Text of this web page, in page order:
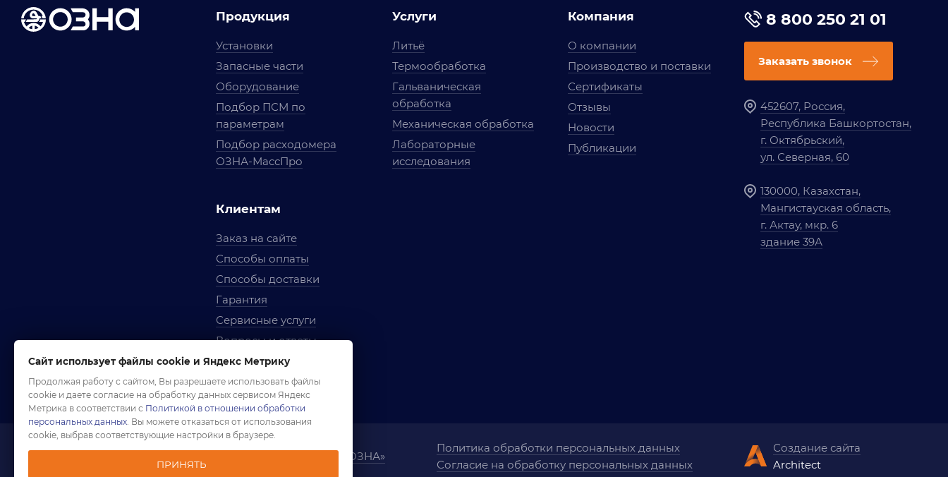
Продукция
Установки
Запасные части
Оборудование
Подбор ПСМ по
параметрам
Подбор расходомера
ОЗНА-МассПро
Клиентам
Заказ на сайте
Способы оплаты
Способы доставки
Гарантия
Сервисные услуги
Вопросы и ответы
Условия сотрудничества
Правила использования
Услуги
Литьё
Термообработка
Гальваническая
обработка
Механическая обработка
Лабораторные
исследования
Компания
О компании
Производство и поставки
Сертификаты
Отзывы
Новости
Публикации
8 800 250 21 01
Заказать звонок
452607, Россия,
Республика Башкортостан,
г. Октябрьский,
ул. Северная, 60
130000, Казахстан,
Мангистауская область,
г. Актау, мкр. 6
здание 39А
Компания «ОЗНА»
Политика обработки персональных данных
Согласие на обработку персональных данных
Создание сайта
Architect
Сайт использует файлы cookie и Яндекс Метрику
Продолжая работу с сайтом, Вы разрешаете использовать файлы
cookie и даете согласие на обработку данных сервисом Яндекс
Метрика в соответствии с Политикой в отношении обработки
персональных данных. Вы можете отказаться от использования
cookie, выбрав соответствующие настройки в браузере.
ПРИНЯТЬ